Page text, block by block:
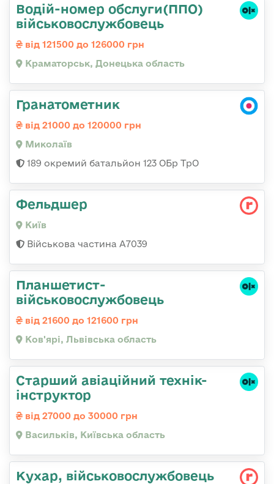
Водій-номер обслуги(ППО)
військовослужбовець
від 121500 до 126000 грн
Краматорськ, Донецька область
Гранатометник
від 21000 до 120000 грн
Миколаїв
189 окремий батальйон 123 ОБр ТрО
Фельдшер
Київ
Військова частина А7039
Планшетист-
військовослужбовець
від 21600 до 121600 грн
Ков'ярі, Львівська область
Старший авіаційний технік-
інструктор
від 27000 до 30000 грн
Васильків, Київська область
Кухар, військовослужбовець